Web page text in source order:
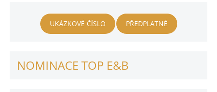
UKÁZKOVÉ ČÍSLO PŘEDPLATNÉ
NOMINACE TOP E&B